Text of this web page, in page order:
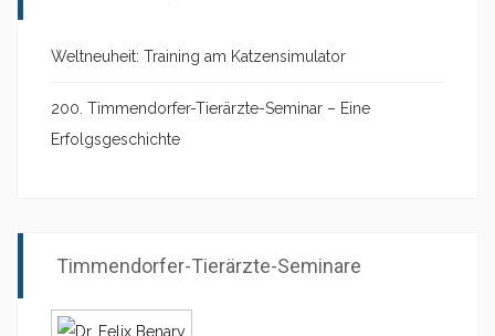
Weltneuheit: Training am Katzensimulator
200. Timmendorfer-Tierärzte-Seminar – Eine
Erfolgsgeschichte
Timmendorfer-Tierärzte-Seminare